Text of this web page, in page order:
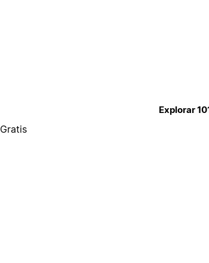
Explorar
Gratis